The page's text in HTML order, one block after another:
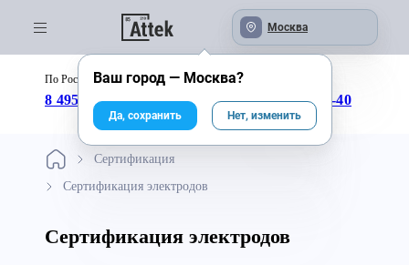
Москва
По России бесплатно:
8 495 246-04-43 8 800 333-25-40
Сертификация
Сертификация электродов
Сертификация электродов
Ваш город — Москва?
Да, сохранить Нет, изменить